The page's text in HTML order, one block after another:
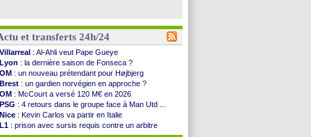
et transferts 24h/24
Villarreal : Al-Ahli veut Pape Gueye
Lyon : la dernière saison de Fonseca ?
OM : un nouveau prétendant pour Højbjerg
Brest : un gardien norvégien en approche ?
OM : McCourt a versé 120 M€ en 2026
PSG : 4 retours dans le groupe face à Man Utd ...
Nice : Kevin Carlos va partir en Italie
L1 : prison avec sursis requis contre un arbitre